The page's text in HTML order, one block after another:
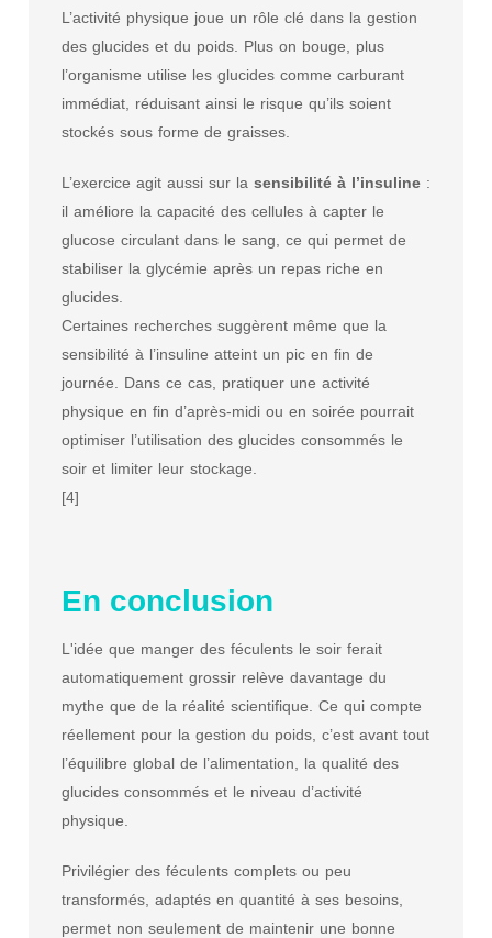
L’activité physique joue un rôle clé dans la gestion
des glucides et du poids. Plus on bouge, plus
l’organisme utilise les glucides comme carburant
immédiat, réduisant ainsi le risque qu’ils soient
stockés sous forme de graisses.
L’exercice agit aussi sur la sensibilité à l’insuline :
il améliore la capacité des cellules à capter le
glucose circulant dans le sang, ce qui permet de
stabiliser la glycémie après un repas riche en
glucides.
Certaines recherches suggèrent même que la
sensibilité à l’insuline atteint un pic en fin de
journée. Dans ce cas, pratiquer une activité
physique en fin d’après-midi ou en soirée pourrait
optimiser l’utilisation des glucides consommés le
soir et limiter leur stockage.
[4]
En conclusion
L'idée que manger des féculents le soir ferait
automatiquement grossir relève davantage du
mythe que de la réalité scientifique. Ce qui compte
réellement pour la gestion du poids, c’est avant tout
l’équilibre global de l’alimentation, la qualité des
glucides consommés et le niveau d’activité
physique.
Privilégier des féculents complets ou peu
transformés, adaptés en quantité à ses besoins,
permet non seulement de maintenir une bonne